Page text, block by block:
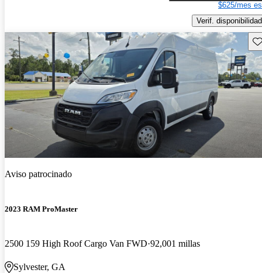
$625/mes
Verif. disponibilidad
Aviso patrocinado
2023 RAM ProMaster
2500 159 High Roof Cargo Van FWD 92,001 millas
Sylvester, GA